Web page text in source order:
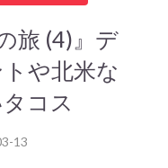
旅 (4)』デ
や北米な
コス
13